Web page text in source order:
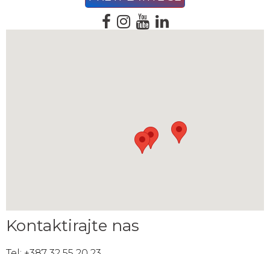
Kontaktirajte nas